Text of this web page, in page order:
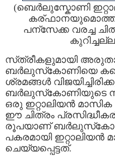
(ബെര്‍ലുസ്കോണി
കര്ഫാനയുമൊത്ത്
പന്സേക്ക വരച്ച
സ്‌ത്രീകളുമായി
ബര്‍ലുസ്‌കോണിയെ
ശ്രമങ്ങള്‍
ബര്‍ലുസ്‌കോണിയുടെ
ഒരു ഇറ്റാലിയന്‍
ഈ ചിത്രം
രൂപയാണ്‌
പകരമായി ഇറ്റാലിയന്‍
ചെയ്യപ്പെട്ടത്‌.